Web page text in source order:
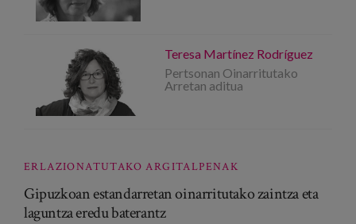
Teresa Martínez Rodríguez
Pertsonan Oinarritutako
Arretan aditua
ERLAZIONATUTAKO ARGITALPENAK
Gipuzkoan estandarretan oinarritutako zaintza eta
laguntza eredu baterantz